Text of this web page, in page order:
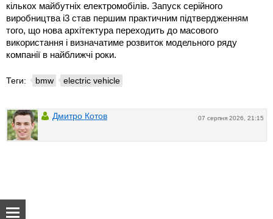
кількох майбутніх електромобілів. Запуск серійного
виробництва i3 став першим практичним підтвердженням
того, що нова архітектура переходить до масового
використання і визначатиме розвиток модельного ряду
компанії в найближчі роки.
Теги: bmw electric vehicle
07 серпня 2026, 21:15
Дмитро Котов